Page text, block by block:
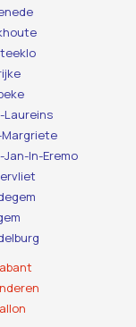
Laureins
Margriete
In-Eremo